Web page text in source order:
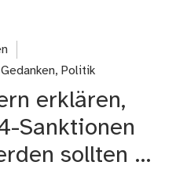
, Politik
erklären,
Sanktionen
sollten …